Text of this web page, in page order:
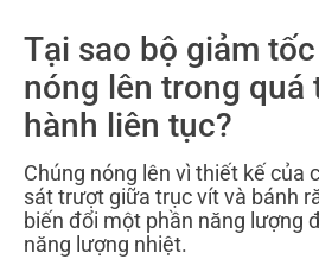
Tại sao bộ giảm
nóng lên trong quá
hành liên tục?
Chúng nóng lên vì thiết kế của
sát trượt giữa trục vít và bánh
biến đổi một phần năng lượng
năng lượng nhiệt.